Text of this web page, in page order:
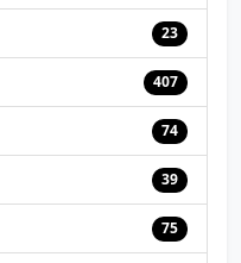
23
407
74
39
75